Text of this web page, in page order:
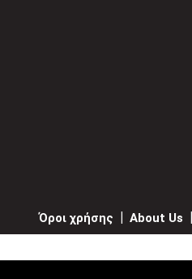
Όροι χρήσης About Us